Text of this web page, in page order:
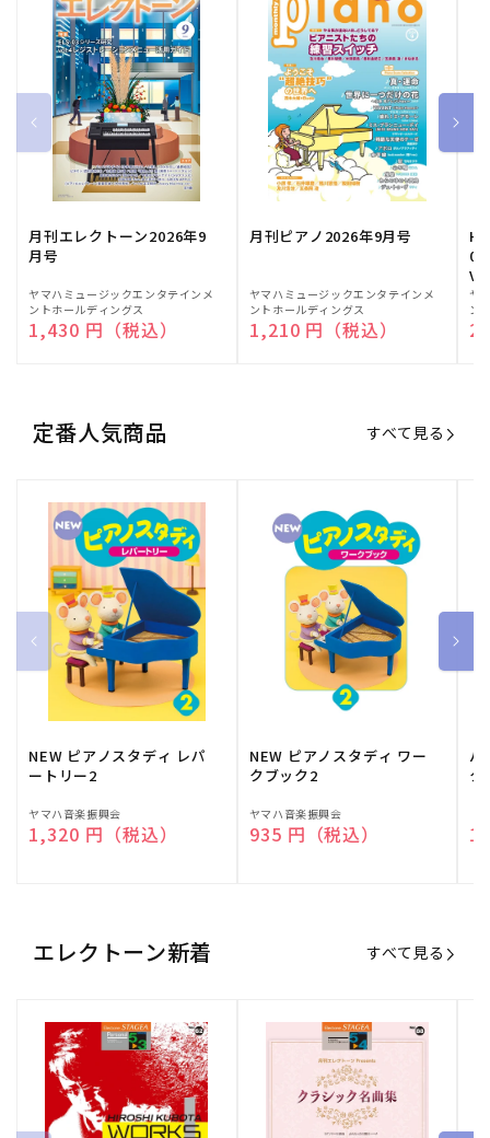
月刊エレクトーン2026年9
月号
販
売
元:
ヤマハミュージックエンタテインメ
ントホールディングス
通常価格
1,430 円（税込）
月刊ピアノ2026年9月号
販
売
元:
ヤマハミュージックエンタテインメ
ントホールディングス
通常価格
1,210 円（税込）
販
売
元:
ヤ
ン
定番人気商品 すべて見る
NEW ピアノスタディ レパ
ートリー2
販
売
ヤマハ音楽振興会
通常価格
1,320 円（税込）
NEW ピアノスタディ ワー
クブック2
販
売
ヤマハ音楽振興会
通常価格
935 円（税込）
バ
ク
売
エレクトーン新着 すべて見る